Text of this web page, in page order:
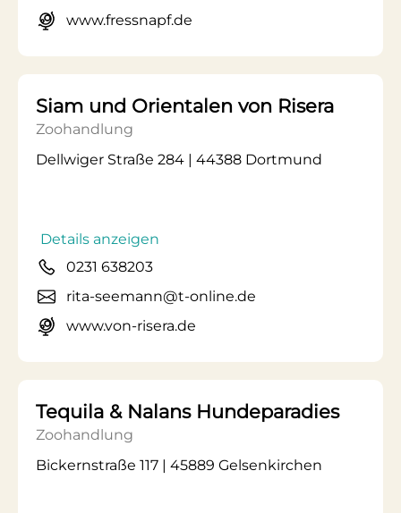
www.fressnapf.de
Siam und Orientalen von Risera
Zoohandlung
Dellwiger Straße 284 | 44388 Dortmund
Details anzeigen
0231 638203
rita-seemann@t-online.de
www.von-risera.de
Tequila & Nalans Hundeparadies
Zoohandlung
Bickernstraße 117 | 45889 Gelsenkirchen